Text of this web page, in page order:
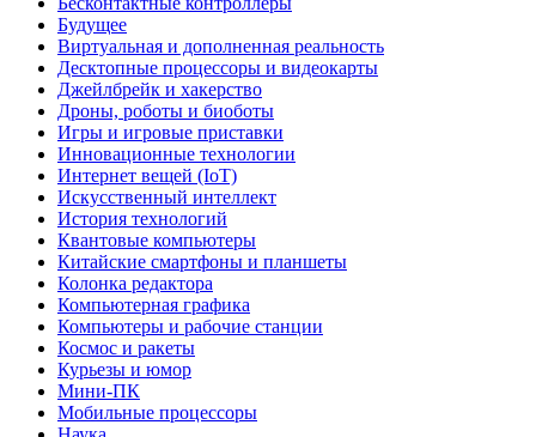
Будущее
Виртуальная и дополненная реальность
Десктопные процессоры и видеокарты
Джейлбрейк и хакерство
Дроны, роботы и биоботы
Игры и игровые приставки
Инновационные технологии
Интернет вещей (IoT)
Искусственный интеллект
История технологий
Квантовые компьютеры
Китайские смартфоны и планшеты
Колонка редактора
Компьютерная графика
Компьютеры и рабочие станции
Космос и ракеты
Курьезы и юмор
Мини-ПК
Мобильные процессоры